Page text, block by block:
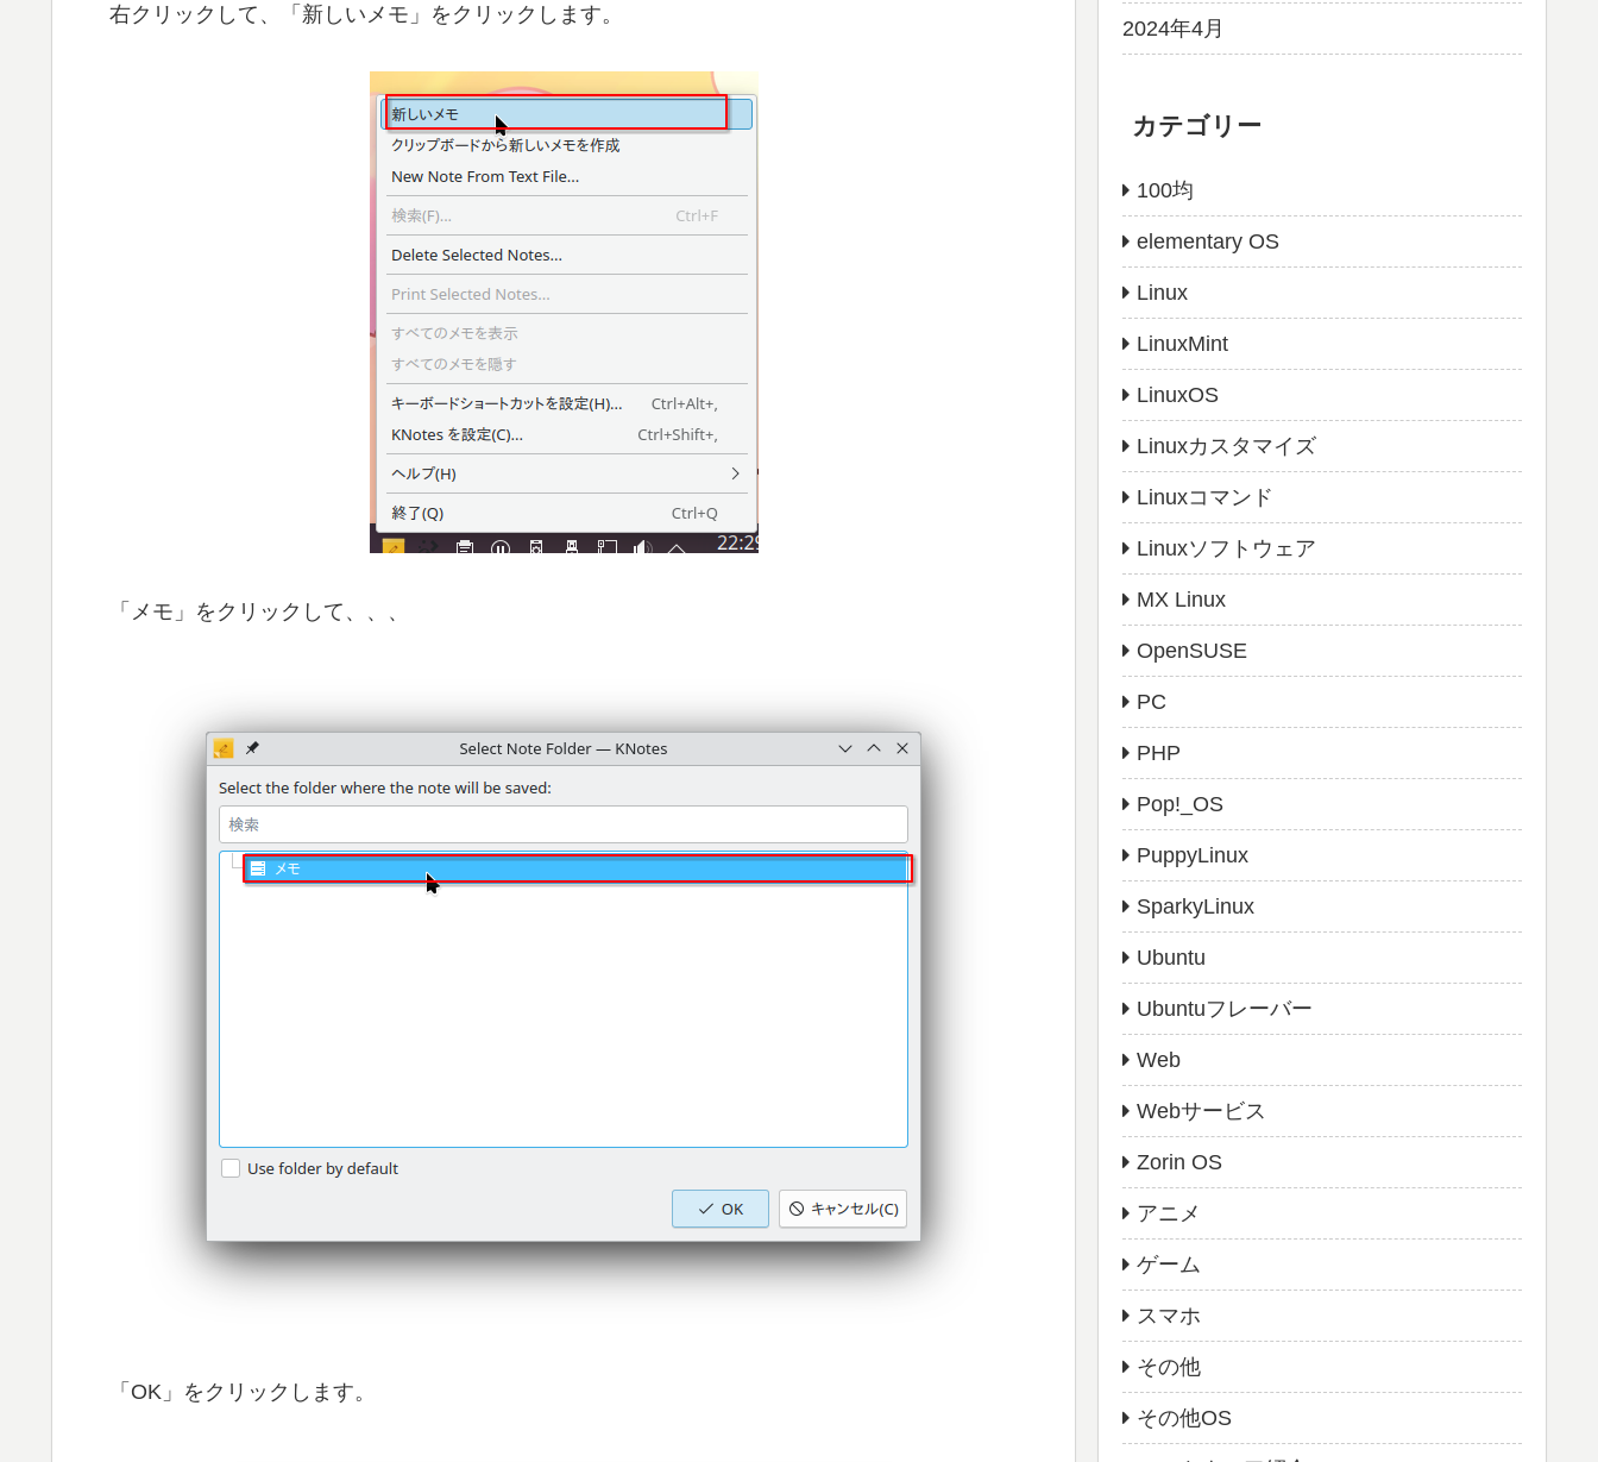
右クリックして、「新しいメモ」をクリックします。
「メモ」をクリックして、、、
「OK」をクリックします。
2024年4月
カテゴリー
100均
elementary OS
Linux
LinuxMint
LinuxOS
Linuxカスタマイズ
Linuxコマンド
Linuxソフトウェア
MX Linux
OpenSUSE
PC
PHP
Pop!_OS
PuppyLinux
SparkyLinux
Ubuntu
Ubuntuフレーバー
Web
Webサービス
Zorin OS
アニメ
ゲーム
スマホ
その他
その他OS